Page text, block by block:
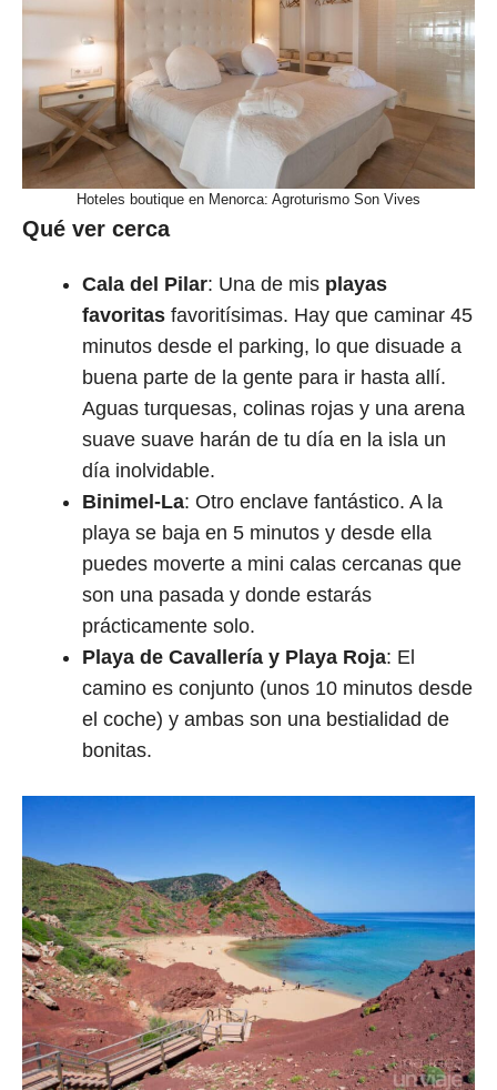
Hoteles boutique en Menorca: Agroturismo Son Vives
Qué ver cerca
Cala del Pilar: Una de mis playas
favoritas favoritísimas. Hay que caminar 45
minutos desde el parking, lo que disuade a
buena parte de la gente para ir hasta allí.
Aguas turquesas, colinas rojas y una arena
suave suave harán de tu día en la isla un
día inolvidable.
Binimel-La: Otro enclave fantástico. A la
playa se baja en 5 minutos y desde ella
puedes moverte a mini calas cercanas que
son una pasada y donde estarás
prácticamente solo.
Playa de Cavallería y Playa Roja: El
camino es conjunto (unos 10 minutos desde
el coche) y ambas son una bestialidad de
bonitas.